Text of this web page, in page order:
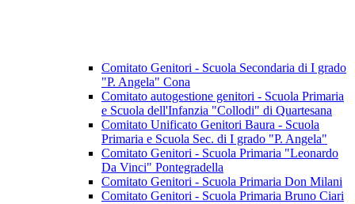
Comitato Genitori - Scuola Secondaria di I grado
"P. Angela" Cona
Comitato autogestione genitori - Scuola Primaria
e Scuola dell'Infanzia "Collodi" di Quartesana
Comitato Unificato Genitori Baura - Scuola
Primaria e Scuola Sec. di I grado "P. Angela"
Comitato Genitori - Scuola Primaria "Leonardo
Da Vinci" Pontegradella
Comitato Genitori - Scuola Primaria Don Milani
Comitato Genitori - Scuola Primaria Bruno Ciari